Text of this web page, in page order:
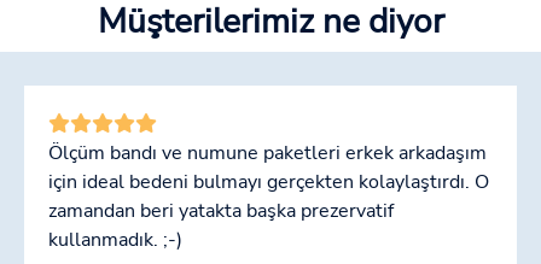
Müşterilerimiz ne diyor
Ölçüm bandı ve numune paketleri erkek arkadaşım
için ideal bedeni bulmayı gerçekten kolaylaştırdı. O
zamandan beri yatakta başka prezervatif
kullanmadık. ;-)